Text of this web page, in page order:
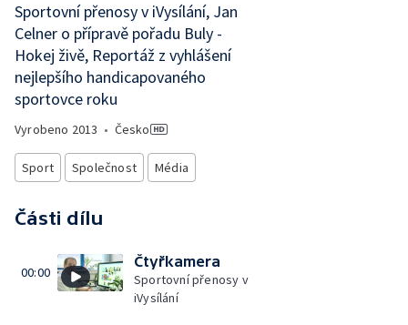
Sportovní přenosy v iVysílání, Jan
Celner o přípravě pořadu Buly -
Hokej živě, Reportáž z vyhlášení
nejlepšího handicapovaného
sportovce roku
Vyrobeno 2013 • Česko
Sport Společnost Média
Části dílu
00:00
Čtyřkamera
Sportovní přenosy v
iVysílání